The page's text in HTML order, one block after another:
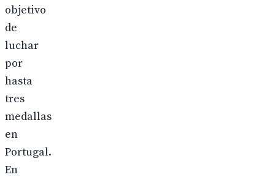
objetivo
de
luchar
por
hasta
tres
medallas
en
Portugal.
En